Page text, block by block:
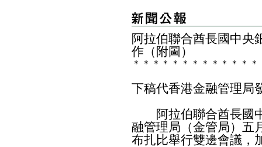
阿拉伯聯合酋長國中央
作（附圖）
＊ ＊ ＊ ＊ ＊ ＊ ＊ ＊ ＊ ＊ ＊ ＊ ＊
下稿代香港金融管理局
阿拉伯聯合酋長國中
融管理局（金管局）五
布扎比舉行雙邊會議，